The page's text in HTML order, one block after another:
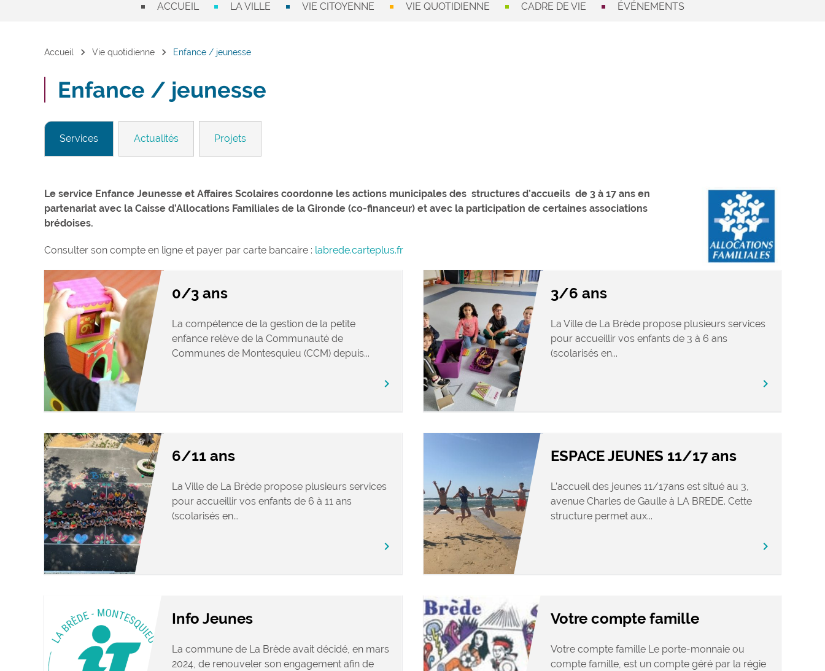
ACCUEIL LA VILLE VIE CITOYENNE VIE QUOTIDIENNE CADRE DE VIE ÉVÉNEMENTS
Accueil chevron_right Vie quotidienne chevron_right Enfance / jeunesse
Enfance / jeunesse
Services Actualités Projets
Le service Enfance Jeunesse et Affaires Scolaires coordonne les actions municipales des structures d’accueils de 3 à 17 ans en
partenariat avec la Caisse d’Allocations Familiales de la Gironde (co-financeur) et avec la participation de certaines associations
brédoises.
Consulter son compte en ligne et payer par carte bancaire : labrede.carteplus.fr
0/3 ans
La compétence de la gestion de la petite
enfance relève de la Communauté de
Communes de Montesquieu (CCM) depuis...
chevron_right
3/6 ans
La Ville de La Brède propose plusieurs services
pour accueillir vos enfants de 3 à 6 ans
(scolarisés en...
chevron_right
6/11 ans
La Ville de La Brède propose plusieurs services
pour accueillir vos enfants de 6 à 11 ans
(scolarisés en...
chevron_right
ESPACE JEUNES 11/17 ans
L’accueil des jeunes 11/17ans est situé au 3,
avenue Charles de Gaulle à LA BREDE. Cette
structure permet aux...
chevron_right
Info Jeunes
La commune de La Brède avait décidé, en mars
2024, de renouveler son engagement afin de
Votre compte famille
Votre compte famille Le porte-monnaie ou
compte famille, est un compte géré par la régie